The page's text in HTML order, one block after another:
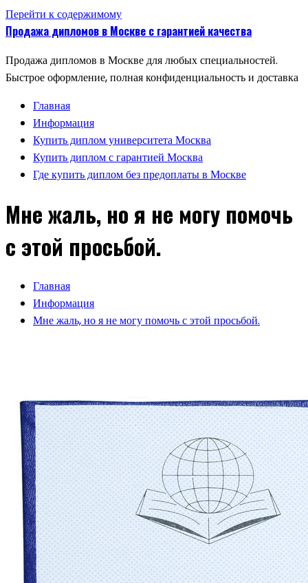
Перейти к содержимому
Продажа дипломов в Москве с гарантией качества
Продажа дипломов в Москве для любых специальностей.
Быстрое оформление, полная конфиденциальность и доставка
Главная
Информация
Купить диплом университета Москва
Купить диплом с гарантией Москва
Где купить диплом без предоплаты в Москве
Мне жаль, но я не могу помочь
с этой просьбой.
Главная
Информация
Мне жаль, но я не могу помочь с этой просьбой.